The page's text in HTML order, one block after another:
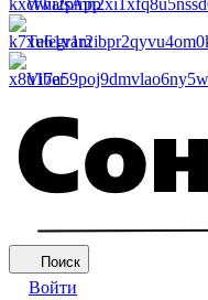
WhatsApp
Telegram
Viber
Поиск
Войти